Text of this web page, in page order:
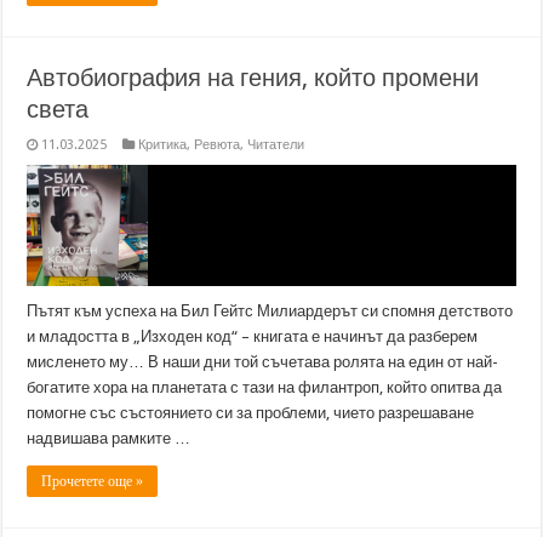
Автобиография на гения, който промени
света
11.03.2025 Критика, Ревюта, Читатели
Пътят към успеха на Бил Гейтс Милиардерът си спомня детството
и младостта в „Изходен код“ – книгата е начинът да разберем
мисленето му… В наши дни той съчетава ролята на един от най-
богатите хора на планетата с тази на филантроп, който опитва да
помогне със състоянието си за проблеми, чието разрешаване
надвишава рамките …
Прочетете още »